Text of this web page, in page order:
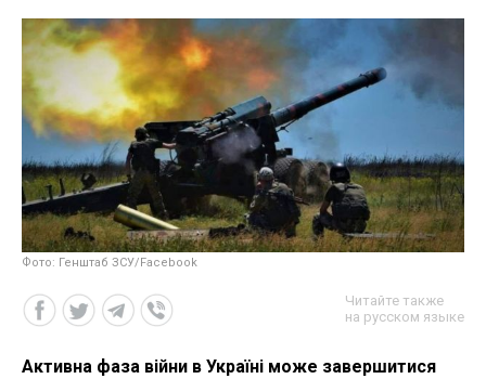
Фото: Генштаб ЗСУ/Facebook
Читайте также
на русском языке
Активна фаза війни в Україні може завершитися